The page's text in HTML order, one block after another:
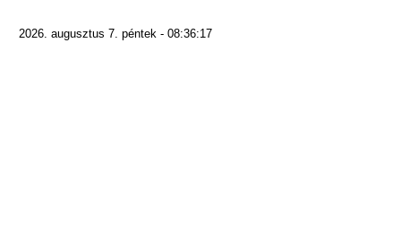
2026. augusztus 7. péntek - 08:36:17